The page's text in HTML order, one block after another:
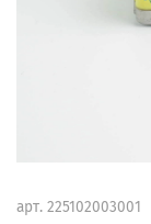
арт. 225102003001